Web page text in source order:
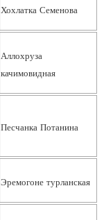
Хохлатка Семенова
Аллохруза
качимовидная
Песчанка Потанина
Эремогоне турланская